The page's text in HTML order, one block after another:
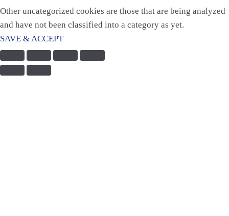
Other uncategorized cookies are those that are being analyzed
and have not been classified into a category as yet.
SAVE & ACCEPT